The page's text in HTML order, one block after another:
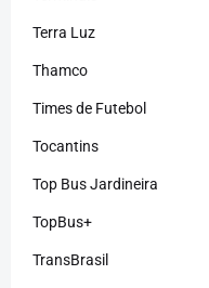
Terra Luz
Thamco
Times de Futebol
Tocantins
Top Bus Jardineira
TopBus+
TransBrasil